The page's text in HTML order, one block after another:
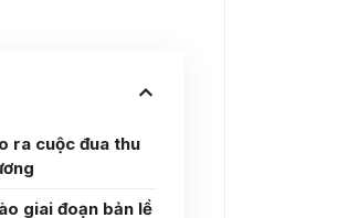
ra cuộc đua thu
giai đoạn bản lề